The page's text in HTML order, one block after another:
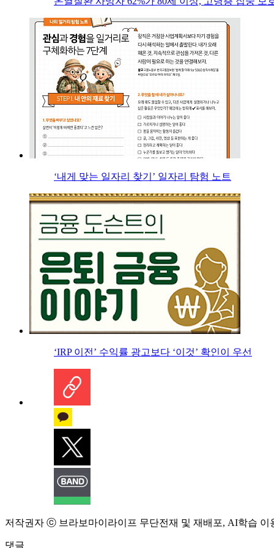
‘내게 맞는 일자리 찾기’ 일자리 탐험 노트
‘IRP 이전’ 수익률 광고보다 ‘이것’ 확인이 우선
저작권자 ⓒ 브라보마이라이프 무단전재 및 재배포, AI학습 이
댓글